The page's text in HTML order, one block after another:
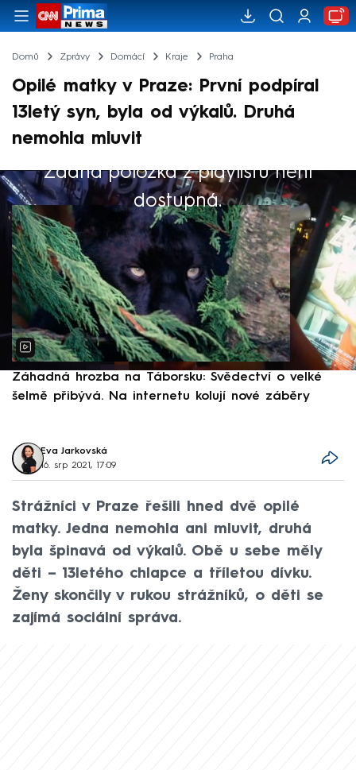
Domů Zprávy Domácí Kraje Praha
Opilé matky v Praze: První podpíral
13letý syn, byla od výkalů. Druhá
nemohla mluvit
Žádná položka z playlistu není
dostupná.
Výběr redakce
Záhadná hrozba na Táborsku: Svědectví o velké
šelmě přibývá. Na internetu kolují nové záběry
Eva Jarkovská
16. srp 2021, 17:09
Strážníci v Praze řešili hned dvě opilé
matky. Jedna nemohla ani mluvit, druhá
byla špinavá od výkalů. Obě u sebe měly
děti – 13letého chlapce a tříletou dívku.
Ženy skončily v rukou strážníků, o děti se
zajímá sociální správa.